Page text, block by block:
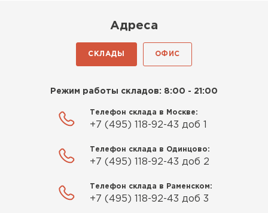
25.07.2024
Компания порадовала точной
консультацией. Нужен был
утеплитель для разных
помещений. Взял утеплитель
Качество отличное, материал
плотный и легко монтируется.
Спасибо Александру!
Адреса
СКЛАДЫ ОФИС
Режим работы складов: 8:00 - 21:00
Телефон склада в Москве:
+7 (495) 118-92-43 доб 1
Телефон склада в Одинцово:
+7 (495) 118-92-43 доб 2
Телефон склада в Раменском:
+7 (495) 118-92-43 доб 3
ПЕРЕЙТИ